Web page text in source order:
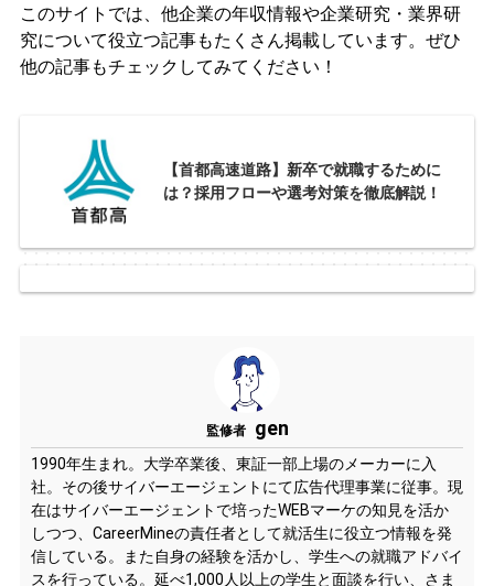
このサイトでは、他企業の年収情報や企業研究・業界研
究について役立つ記事もたくさん掲載しています。ぜひ
他の記事もチェックしてみてください！
【首都高速道路】新卒で就職するために
は？採用フローや選考対策を徹底解説！
監修者 gen
1990年生まれ。大学卒業後、東証一部上場のメーカーに入
社。その後サイバーエージェントにて広告代理事業に従事。現
在はサイバーエージェントで培ったWEBマーケの知見を活か
しつつ、CareerMineの責任者として就活生に役立つ情報を発
信している。また自身の経験を活かし、学生への就職アドバイ
スを行っている。延べ1,000人以上の学生と面談を行い、さま